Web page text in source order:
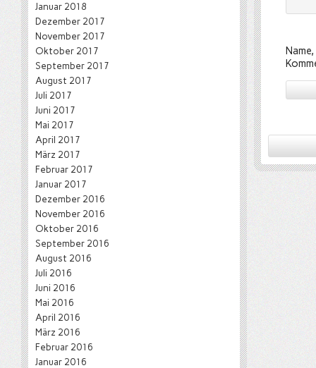
Januar 2018
Dezember 2017
November 2017
Oktober 2017
September 2017
August 2017
Juli 2017
Juni 2017
Mai 2017
April 2017
März 2017
Februar 2017
Januar 2017
Dezember 2016
November 2016
Oktober 2016
September 2016
August 2016
Juli 2016
Juni 2016
Mai 2016
April 2016
März 2016
Februar 2016
Januar 2016